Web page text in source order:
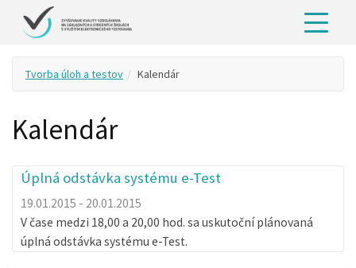
Tvorba úloh a testov Kalendár
Kalendár
Úplná odstávka systému e-Test
19.01.2015 - 20.01.2015
V čase medzi 18,00 a 20,00 hod. sa uskutoční plánovaná
úplná odstávka systému e-Test.